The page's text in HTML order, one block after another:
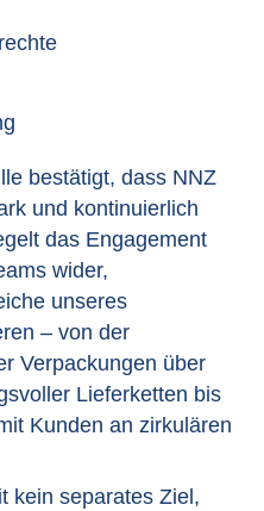
bestätigt, dass NNZ
und kontinuierlich
das Engagement
wider,
unseres
– von der
Verpackungen über
Lieferketten bis
Kunden an zirkulären
kein separates Ziel,